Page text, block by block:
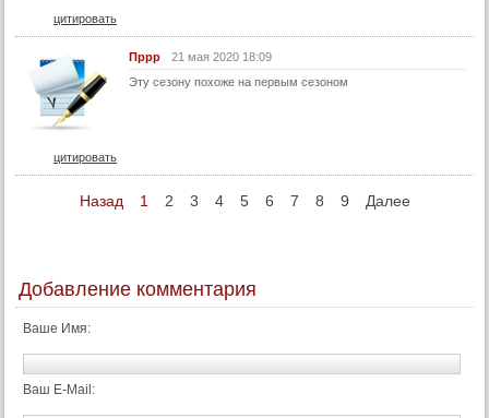
71 серия (суб)
72 серия (суб)
73 серия
74 серия
74 серия (суб)
цитировать
Пррр
21 мая 2020 18:09
Эту сезону похоже на первым сезоном
цитировать
Назад 1 2 3 4 5 6 7 8 9 Далее
Добавление комментария
Ваше Имя:
Ваш E-Mail: